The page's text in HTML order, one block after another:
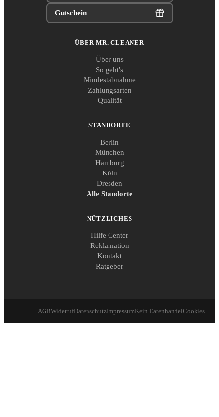
Gutschein
ÜBER MR. CLEANER
Über uns
So geht's
Mindestabnahme
Zahlungsarten
Qualität
STANDORTE
Berlin
München
Hamburg
Köln
Dresden
Alle Standorte
NÜTZLICHES
Hilfe Center
Reklamation
Kontakt
Ratgeber
AGBWiderrufDatenschutzImpressumKein DatenhandelCookies